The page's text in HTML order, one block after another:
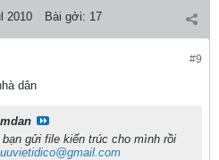
2010 Bài gởi: 17
#9
dân
gửi file kiến trúc cho mình rồi